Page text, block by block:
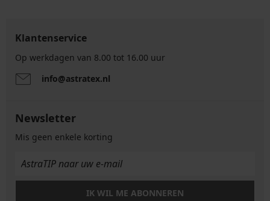
Klantenservice
Op werkdagen van 8.00 tot 16.00 uur
info@astratex.nl
Newsletter
Mis geen enkele korting
IK WIL ME ABONNEREN